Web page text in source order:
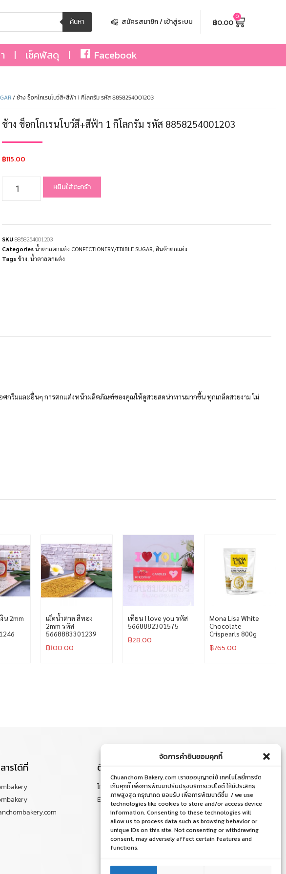
จัดการคำยินยอมคุกกี้
Chuanchom Bakery.com เราขออนุญาตใช้ เทคโนโลยี่การจัด
เก็บคุกกี๊ เพื่อการพัฒนาปรับปรุงบริการเวปไซด์ ให้มีประสิทธฺ
ภาพสูงสุด กรุณากด ยอมรับ เพื่อการพัฒนาดีขึ้น / we use
technologies like cookies to store and/or access device
information. Consenting to these technologies will
allow us to process data such as browsing behavior or
unique IDs on this site. Not consenting or withdrawing
consent, may adversely affect certain features and
functions.
ค้นหา สมัครสมาชิก / เข้าสู่ระบบ ฿0.00 0
เช็คพัสดุ Facebook
/ ช้าง ช็อกโกเรนโบว์สี+สีฟ้า 1 กิโลกรัม รหัส 8858254001203
ช้าง ช็อกโกเรนโบว์สี+สีฟ้า 1 กิโลกรัม รหัส 8858254001203
฿115.00
หยิบใส่ตะกร้า
SKU8858254001203
Categoriesน้ำตาลตกแต่ง CONFECTIONERY/EDIBLE SUGAR สินค้าตกแต่ง
Tags ช้าง น้ำตาลตกแต่ง
กรีมและอื่นๆ การตกแต่งหน้าผลิตภัณฑ์ของคุณให้ดูสวยสดน่าทานมากขึ้น ทุกเกล็ดสวยงาม ไม่
น 2mm
เม็ดน้ำตาล สีทอง
2mm รหัส
5668883301239
฿100.00
เทียน I love you รหัส
5668882301575
28.00
Mona Lisa White
Chocolate
Crispearls 800g
765.00
rights reserved.